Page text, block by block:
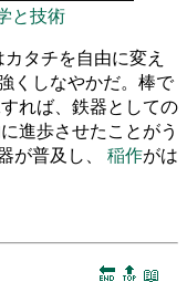
と技術
タチを自由に変え
くしなやかだ。棒で
れば、鉄器としての
進歩させたことがう
が普及し、 稲作がは
🔚 🔝 📖